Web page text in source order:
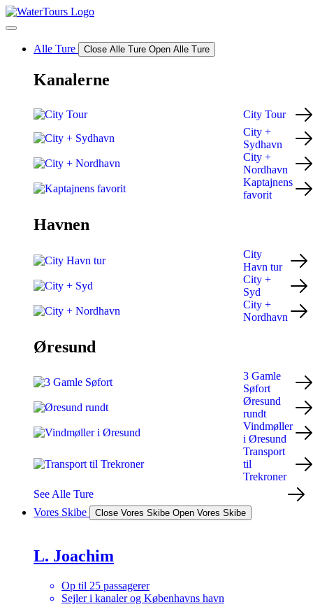
Videre
til
Alle Ture
Close Alle Ture Open Alle Ture
Kanalerne
City Tour
City +
Sydhavn
City +
Nordhavn
Kaptajnens
favorit
Havnen
City
Havn tur
City +
Syd
City +
Nordhavn
Øresund
3 Gamle
Søfort
Øresund
rundt
Vindmøller
i Øresund
Transport
til
Trekroner
See Alle Ture
Vores Skibe
Close Vores Skibe Open Vores Skibe
L. Joachim
Op til 25 passagerer
Sejler i kanaler og Københavns havn